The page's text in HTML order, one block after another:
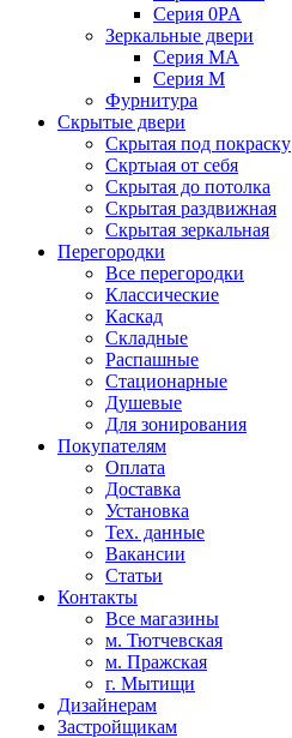
Серия 0PA
Зеркальные двери
Серия MA
Серия M
Фурнитура
Скрытые двери
Скрытая под покраску
Скртыая от себя
Скрытая до потолка
Скрытая раздвижная
Скрытая зеркальная
Перегородки
Все перегородки
Классические
Каскад
Складные
Распашные
Стационарные
Душевые
Для зонирования
Покупателям
Оплата
Доставка
Установка
Тех. данные
Вакансии
Статьи
Контакты
Все магазины
м. Тютчевская
м. Пражская
г. Мытищи
Дизайнерам
Застройщикам